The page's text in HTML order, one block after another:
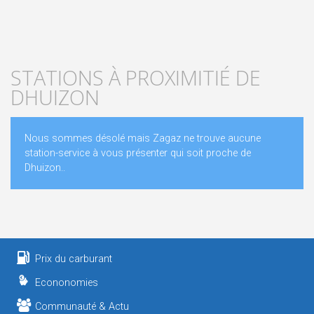
STATIONS À PROXIMITIÉ DE
DHUIZON
Nous sommes désolé mais Zagaz ne trouve aucune
station-service à vous présenter qui soit proche de
Dhuizon..
Prix du carburant
Econonomies
Communauté & Actu